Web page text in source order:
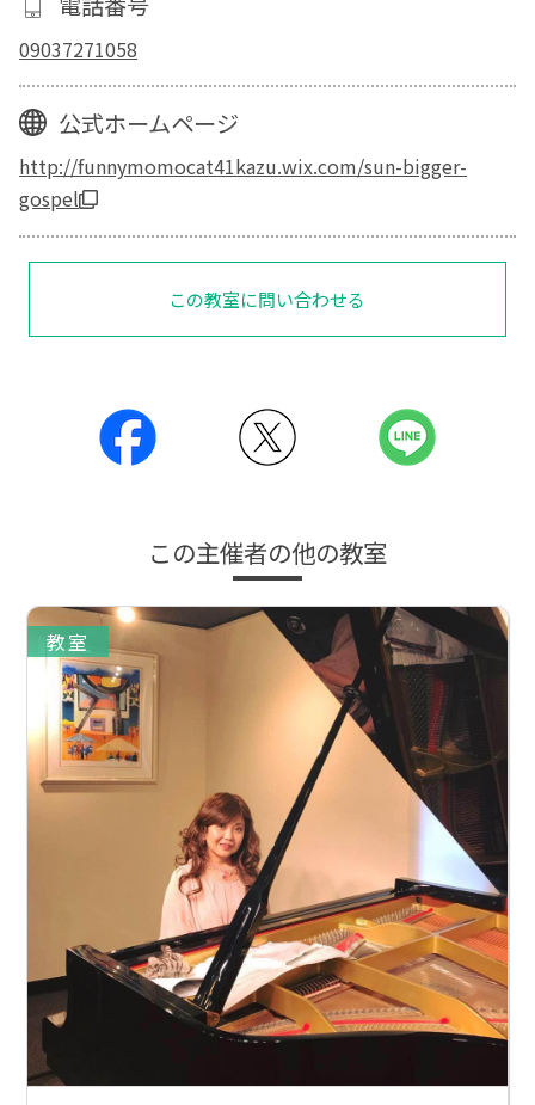
09037271058
公式ホームページ
http://funnymomocat41kazu.wix.com/sun-bigger-
gospel
この教室に問い合わせる
この主催者の他の教室
教室